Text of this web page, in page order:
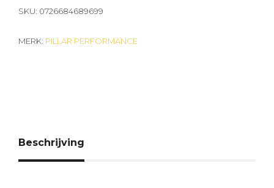
SKU: 0726684689699
MERK: PILLAR PERFORMANCE
Beschrijving